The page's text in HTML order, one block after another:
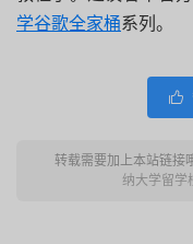
学谷歌全家桶系列。

转载需要加上本站链接哦
纳大学留学